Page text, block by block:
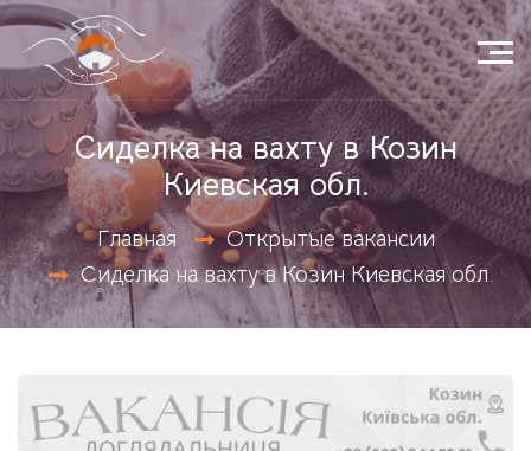
Сиделка на вахту в Козин
Киевская обл.
Главная
Открытые вакансии
Сиделка на вахту в Козин Киевская обл.